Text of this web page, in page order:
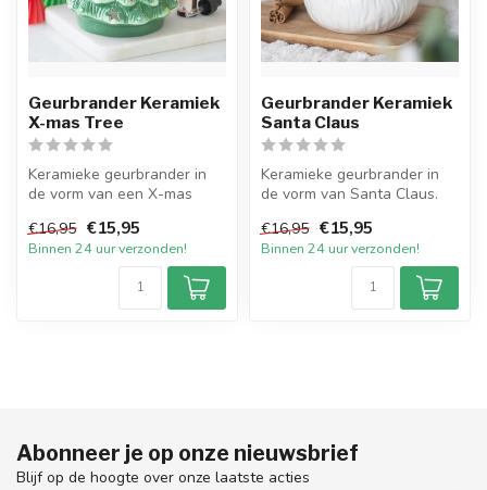
Geurbrander Keramiek
X-mas Tree
Keramieke geurbrander in
de vorm van een X-mas
sch...
€16,95 €15,95
Binnen 24 uur verzonden!
Geurbrander Keramiek
Santa Claus
Keramieke geurbrander in
de vorm van Santa Claus.
s...
€16,95 €15,95
Binnen 24 uur verzonden!
Abonneer je op onze nieuwsbrief
Blijf op de hoogte over onze laatste acties